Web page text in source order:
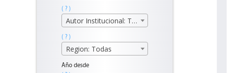
( ? )
Autor Institucional: Todos
( ? )
Region: Todas
Año desde